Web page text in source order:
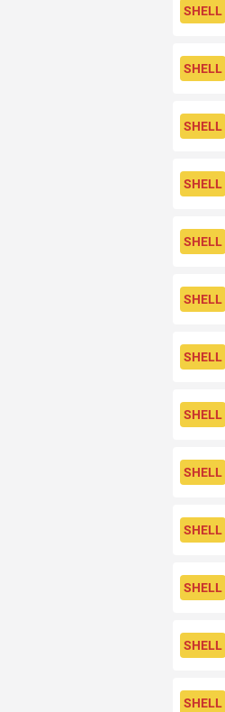
SHELL
SHELL
SHELL
SHELL
SHELL
SHELL
SHELL
SHELL
SHELL
SHELL
SHELL
SHELL
SHELL